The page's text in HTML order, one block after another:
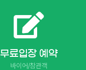
무료입장 예약
바이어/참관객